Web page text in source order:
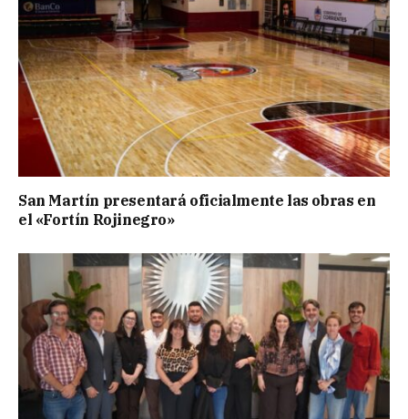
San Martín presentará oficialmente las obras en
el «Fortín Rojinegro»